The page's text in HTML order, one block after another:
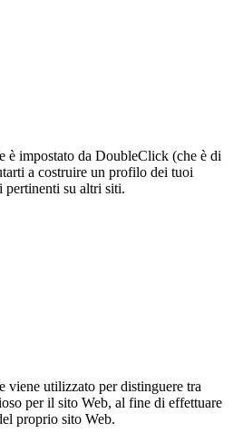
è impostato da DoubleClick (che è di
a costruire un profilo dei tuoi
pertinenti su altri siti.
viene utilizzato per distinguere tra
per il sito Web, al fine di effettuare
proprio sito Web.